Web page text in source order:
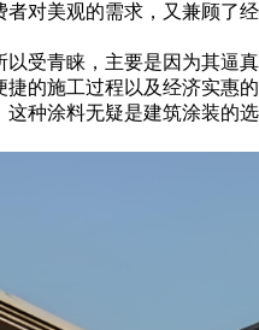
对美观的需求，又兼顾了经
受青睐，主要是因为其逼真
的施工过程以及经济实惠的
种涂料无疑是建筑涂装的选